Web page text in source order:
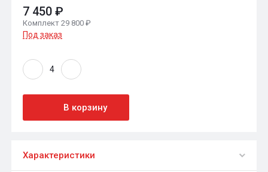
7 450 ₽
Комплект 29 800 ₽
Под заказ
В корзину
Характеристики